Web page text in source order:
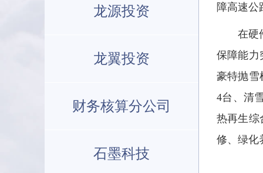
龙源投资
龙翼投资
财务核算分公司
石墨科技
障高速公
在硬件
保障能力
豪特抛雪
4台、清
热再生综
修、绿化